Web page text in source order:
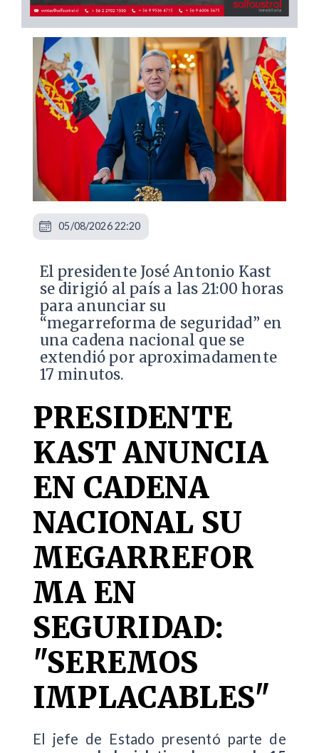
El presidente José Antonio Kast
se dirigió al país a las 21:00 horas
para anunciar su
“megarreforma de seguridad” en
una cadena nacional que se
extendió por aproximadamente
17 minutos.
PRESIDENTE
KAST ANUNCIA
EN CADENA
NACIONAL SU
MEGARREFOR
MA EN
SEGURIDAD:
"SEREMOS
IMPLACABLES"
El jefe de Estado presentó parte de
05/08/2026 22:20